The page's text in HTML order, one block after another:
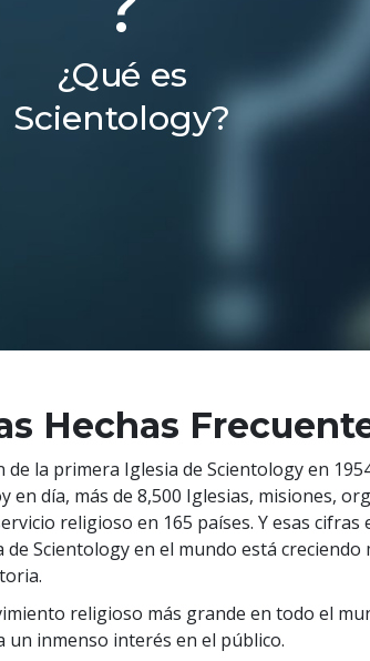
¿Qué es
Scientology?
Hechas
de la primera Iglesia de Scientology en
en día, más de 8,500 Iglesias, misiones,
religioso en 165 países. Y esas
de Scientology en el mundo está
religioso más grande en todo el
un inmenso interés en el público.